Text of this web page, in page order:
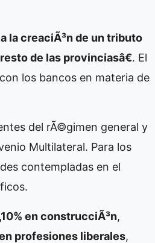
la creaciÃ³n de un tributo
de las provinciasâ€. El
los bancos en materia de
del rÃ©gimen general y
Multilateral. Para los
contempladas en el
en construcciÃ³n,
profesiones liberales,